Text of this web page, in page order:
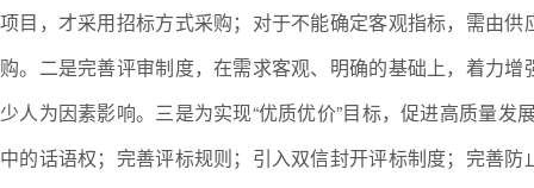
项目，才采用招标方式采购；对于不能确定客观指标，需由
购。二是完善评审制度，在需求客观、明确的基础上，着力
少人为因素影响。三是为实现“优质优价”目标，促进高质量
中的话语权；完善评标规则；引入双信封开评标制度；完善